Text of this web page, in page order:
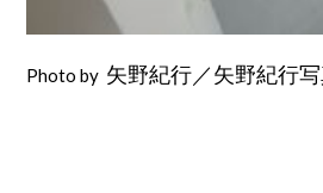
Photo by 矢野紀行／矢野紀行